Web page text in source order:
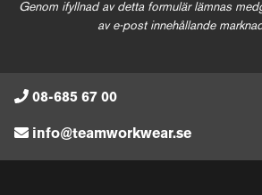
Genom ifyllnad av detta formulär lämnas
av e-post innehållande
08-685 67 00
info@teamworkwear.se